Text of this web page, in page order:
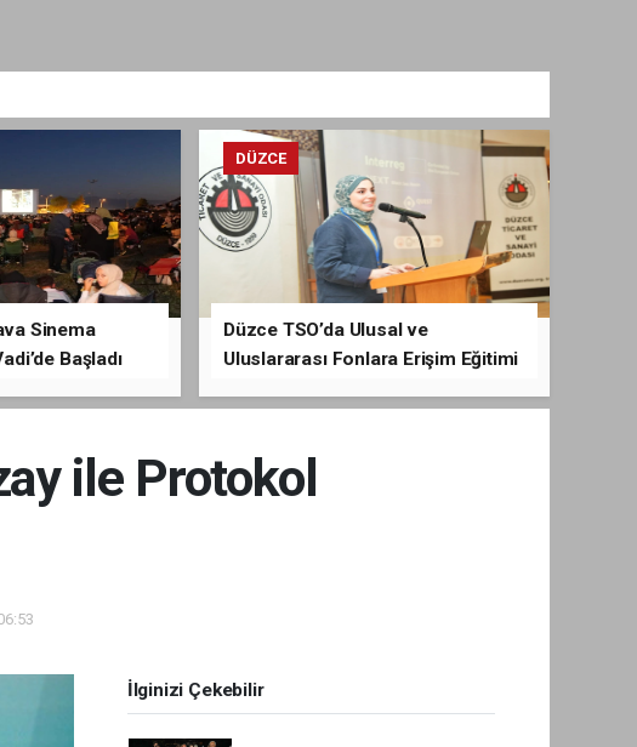
Sinema
Başladı
DÜZCE
Düzce TSO’da Ulusal ve
Uluslararası Fonlara Erişim Eğitimi
ile Protokol
İlginizi Çekebilir